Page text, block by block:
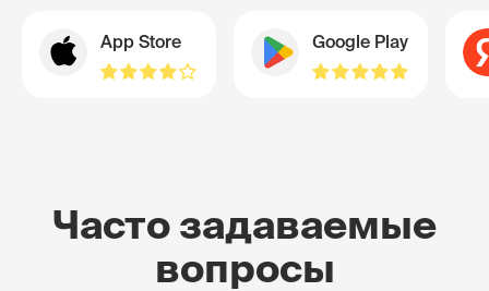
App Store Google Play
Часто задаваемые
вопросы